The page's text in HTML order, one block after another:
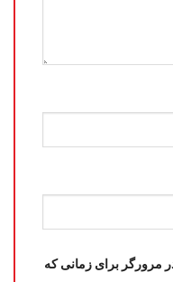
مرورگر برای زمانی که